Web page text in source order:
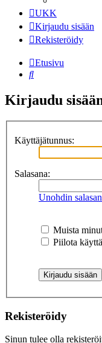
UKK
Kirjaudu sisään
Rekisteröidy
Etusivu
Etsi
Kirjaudu
Käyttäjätunnus:
Salasana:
Unohdin
Muista
Piilota
Rekisteröidy
Sinun tulee olla